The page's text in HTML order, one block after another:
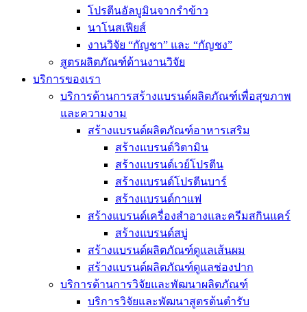
โปรตีนอัลบูมินจากรำข้าว
นาโนสเฟียส์
งานวิจัย “กัญชา” และ “กัญชง”
สูตรผลิตภัณฑ์ด้านงานวิจัย
บริการของเรา
บริการด้านการสร้างแบรนด์ผลิตภัณฑ์เพื่อสุขภาพ
และความงาม
สร้างแบรนด์ผลิตภัณฑ์อาหารเสริม
สร้างแบรนด์วิตามิน
สร้างแบรนด์เวย์โปรตีน
สร้างแบรนด์โปรตีนบาร์
สร้างแบรนด์กาแฟ
สร้างแบรนด์เครื่องสำอางและครีมสกินแคร์
สร้างแบรนด์สบู่
สร้างแบรนด์ผลิตภัณฑ์ดูแลเส้นผม
สร้างแบรนด์ผลิตภัณฑ์ดูแลช่องปาก
บริการด้านการวิจัยและพัฒนาผลิตภัณฑ์
บริการวิจัยและพัฒนาสูตรต้นตำรับ